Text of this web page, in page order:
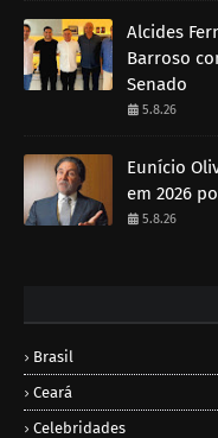
Alcides
Barroso
Senado
5.8.26
Eunício
em 2026
5.8.26
Brasil
Ceará
Celebridades